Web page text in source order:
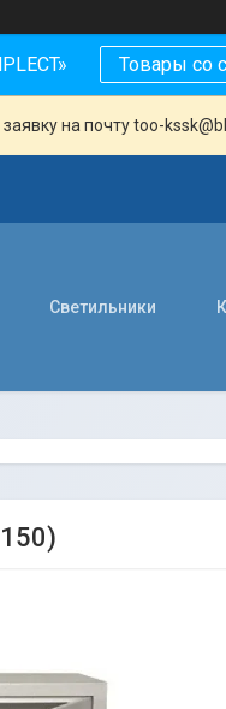
Товары со
на почту too-
Светильники